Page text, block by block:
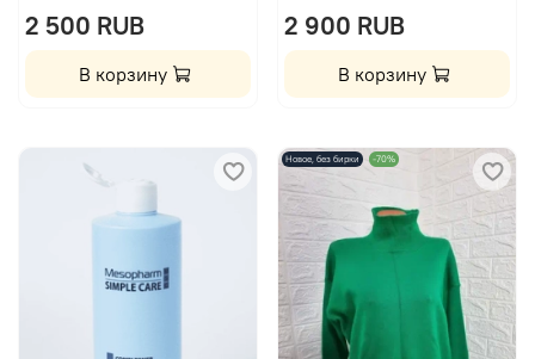
2 500 RUB
В корзину
2 900 RUB
В корзину
Новое, без бирки -70%